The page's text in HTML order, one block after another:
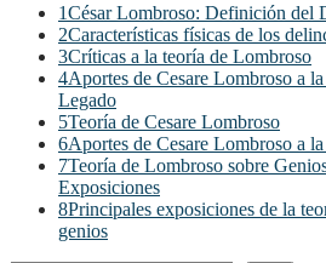
1César Lombroso: Definición del
2Características físicas de los
3Críticas a la teoría de Lombroso
4Aportes de Cesare Lombroso a
Legado
5Teoría de Cesare Lombroso
6Aportes de Cesare Lombroso a
7Teoría de Lombroso sobre
Exposiciones
8Principales exposiciones de la
genios